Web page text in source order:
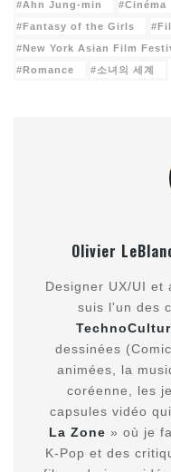
Ahn Jung-min Cinéma
Fantasy of the Girls
New York Asian Film
Romance
소녀의 세계
Olivier
Designer UX/UI et
suis l'un des
dessinées
animées, la
coréenne, les
capsules vidéo
La Zone » où je
K-Pop et des